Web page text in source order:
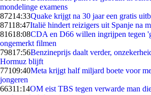
mondelinge examens
87214:33Quake krijgt na 30 jaar een gratis
87118:47Italië hindert reizigers uit Spanje na
81618:08CDA en D66 willen ingrijpen tegen
ongemerkt filmen
79817:56Benzineprijs daalt verder,
Hormuz blijft
77109:40Meta krijgt half miljard boete voor
jongeren
66311:14OM eist TBS tegen verwarde man